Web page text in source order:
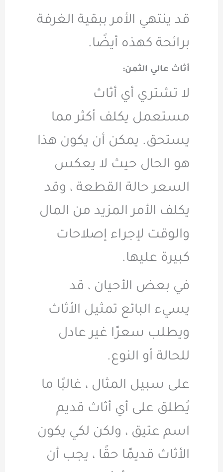
قد ينتهي الأمر ببقية الغرفة
برائحة كهذه أيضًا.
أثاث عالي الثمن:
لا تشتري أي أثاث
مستعمل يكلف أكثر مما
يستحق. يمكن أن يكون هذا
هو الحال حيث لا يعكس
السعر حالة القطعة ، وقد
يكلف الأمر المزيد من المال
والوقت لإجراء إصلاحات
كبيرة عليها.
في بعض الأحيان ، قد
يسيء البائع تمثيل الأثاث
ويطلب سعرًا غير عادل
للحالة أو النوع.
على سبيل المثال ، غالبًا ما
يُطلق على أي أثاث قديم
اسم عتيق ، ولكن لكي يكون
الأثاث قديمًا حقًا ، يجب أن